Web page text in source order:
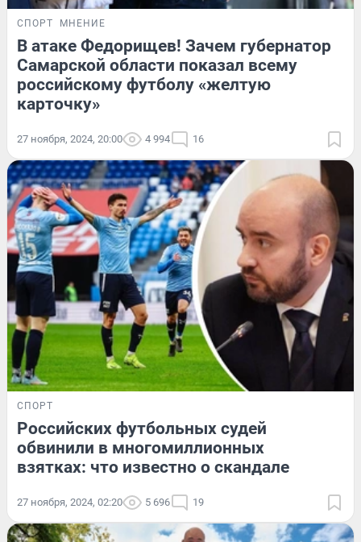
СПОРТ МНЕНИЕ
В атаке Федорищев! Зачем губернатор
Самарской области показал всему
российскому футболу «желтую
карточку»
27 ноября, 2024, 20:00 4 994 16
СПОРТ
Российских футбольных судей
обвинили в многомиллионных
взятках: что известно о скандале
27 ноября, 2024, 02:20 5 696 19